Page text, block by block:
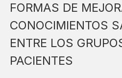
FORMAS DE
CONOCIMIENTOS
ENTRE LOS
PACIENTES